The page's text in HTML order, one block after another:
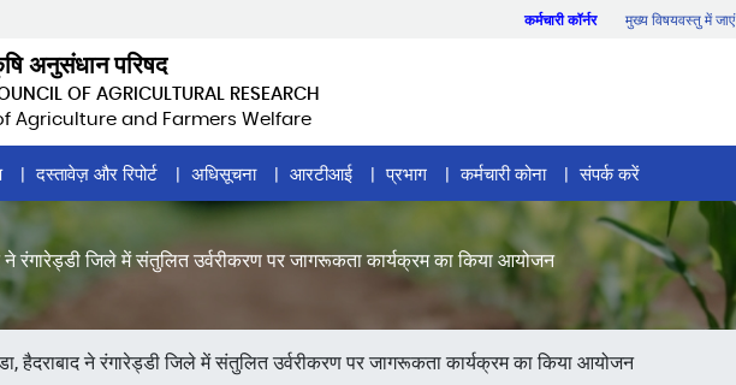
कर्मचारी कॉर्नर मुख्य विषयवस्तु में जाएं
अनुसंधान परिषद
OF AGRICULTURAL RESEARCH
Agriculture and Farmers Welfare
दस्तावेज़ और रिपोर्ट अधिसूचना आरटीआई प्रभाग कर्मचारी कोना संपर्क करें
ने रंगारेड्डी जिले में संतुलित उर्वरीकरण पर जागरूकता कार्यक्रम का किया आयोजन
हैदराबाद ने रंगारेड्डी जिले में संतुलित उर्वरीकरण पर जागरूकता कार्यक्रम का किया आयोजन